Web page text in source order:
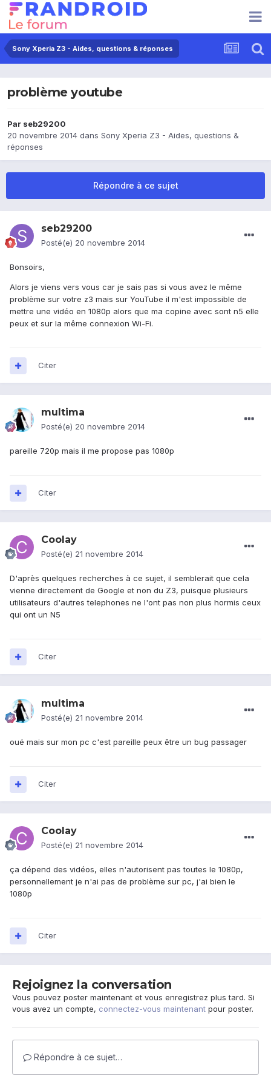
Sony Xperia Z3 - Aides, questions & réponses
problème youtube
Par seb29200
20 novembre 2014 dans Sony Xperia Z3 - Aides, questions &
réponses
Répondre à ce sujet
seb29200
Posté(e) 20 novembre 2014
Bonsoirs,
Alors je viens vers vous car je sais pas si vous avez le même
problème sur votre z3 mais sur YouTube il m'est impossible de
mettre une vidéo en 1080p alors que ma copine avec sont n5 elle
peux et sur la même connexion Wi-Fi.
Citer
multima
Posté(e) 20 novembre 2014
pareille 720p mais il me propose pas 1080p
Citer
Coolay
Posté(e) 21 novembre 2014
D'après quelques recherches à ce sujet, il semblerait que cela
vienne directement de Google et non du Z3, puisque plusieurs
utilisateurs d'autres telephones ne l'ont pas non plus hormis ceux
qui ont un N5
Citer
multima
Posté(e) 21 novembre 2014
oué mais sur mon pc c'est pareille peux être un bug passager
Citer
Coolay
Posté(e) 21 novembre 2014
ça dépend des vidéos, elles n'autorisent pas toutes le 1080p,
personnellement je n'ai pas de problème sur pc, j'ai bien le
1080p
Citer
Rejoignez la conversation
Vous pouvez poster maintenant et vous enregistrez plus tard. Si
vous avez un compte, connectez-vous maintenant pour poster.
Répondre à ce sujet…